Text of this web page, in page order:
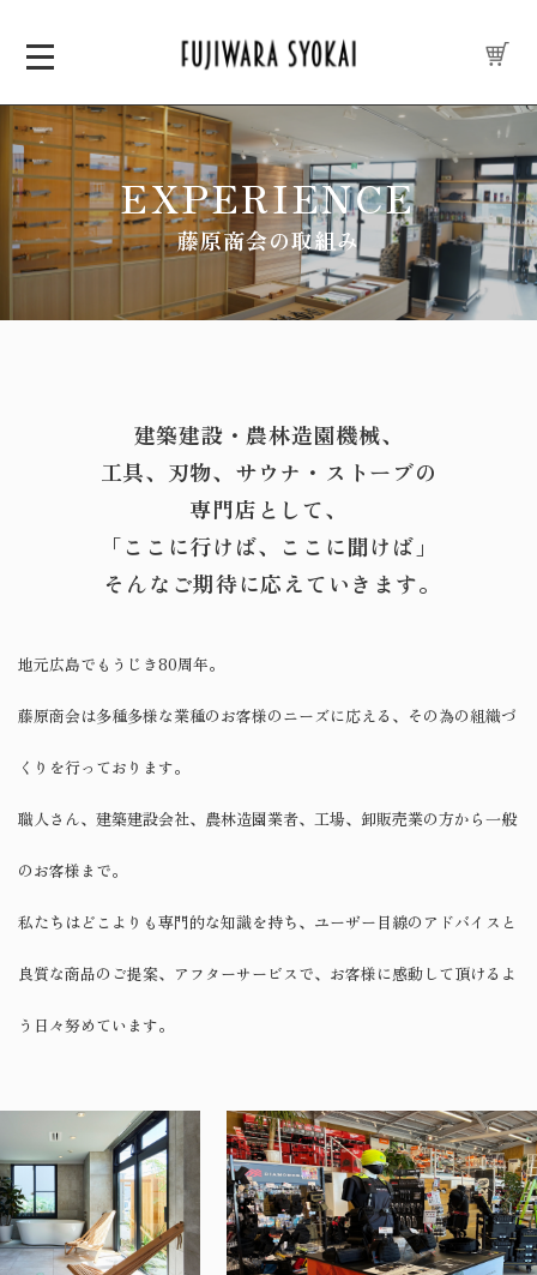
EXPERIENCE
藤原商会の取組み
建築建設・農林造園機械、
工具、刃物、サウナ・ストーブの
専門店として、
​​​​​​​「ここに行けば、ここに聞けば」
そんなご期待に応えていきます。
地元広島でもうじき80周年。
藤原商会は多種多様な業種のお客様のニーズに応える、 ​​​​​​​その為の組織づ
くりを行っております。
職人さん、建築建設会社、農林造園業者、工場、卸販売業の方から一般
のお客様まで。
私たちはどこよりも専門的な知識を持ち、ユーザー目線のアドバイスと
良質な商品のご提案、 アフターサービスで、お客様に感動して頂けるよ
う日々努めています。